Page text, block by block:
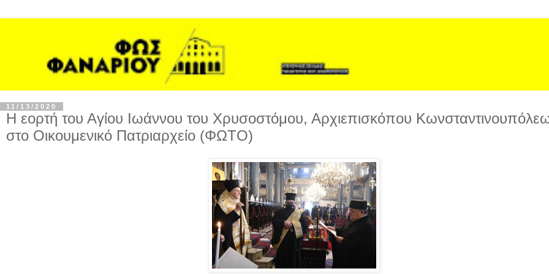
11/13/2020
Η εορτή του Αγίου Ιωάννου του Χρυσοστόμου, Αρχιεπισκόπου
στο Οικουμενικό Πατριαρχείο (ΦΩΤΟ)